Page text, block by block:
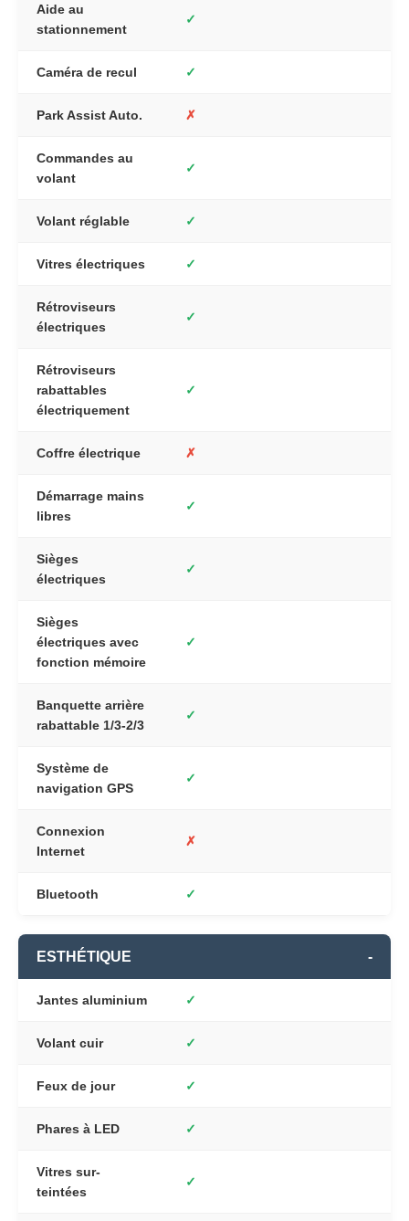
Aide au
stationnement
✓
Caméra de recul ✓
Park Assist Auto. ✗
Commandes au
volant
✓
Volant réglable ✓
Vitres électriques ✓
Rétroviseurs
électriques
✓
Rétroviseurs
rabattables
électriquement
✓
Coffre électrique ✗
Démarrage mains
libres
✓
Sièges
électriques
✓
Sièges
électriques avec
fonction mémoire
✓
Banquette arrière
rabattable 1/3-2/3
✓
Système de
navigation GPS
✓
Connexion
Internet
✗
Bluetooth ✓
ESTHÉTIQUE -
Jantes aluminium ✓
Volant cuir ✓
Feux de jour ✓
Phares à LED ✓
Vitres sur-
teintées
✓